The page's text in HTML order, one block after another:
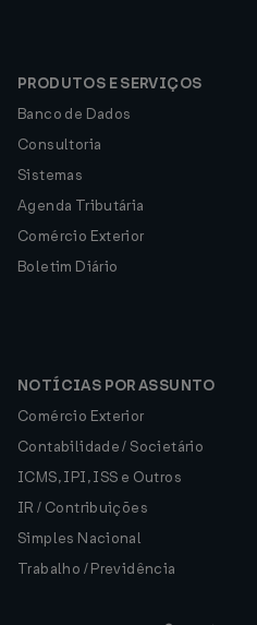
PRODUTOS E SERVIÇOS
Banco de Dados
Consultoria
Sistemas
Agenda Tributária
Comércio Exterior
Boletim Diário
NOTÍCIAS POR ASSUNTO
Comércio Exterior
Contabilidade / Societário
ICMS, IPI, ISS e Outros
IR / Contribuições
Simples Nacional
Trabalho / Previdência